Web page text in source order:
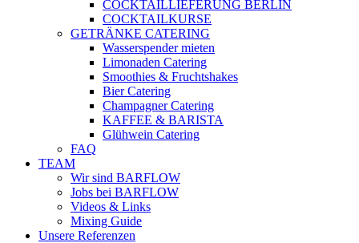
COCKTAILLIEFERUNG BERLIN
COCKTAILKURSE
GETRÄNKE CATERING
Wasserspender mieten
Limonaden Catering
Smoothies & Fruchtshakes
Bier Catering
Champagner Catering
KAFFEE & BARISTA
Glühwein Catering
FAQ
TEAM
Wir sind BARFLOW
Jobs bei BARFLOW
Videos & Links
Mixing Guide
Unsere Referenzen